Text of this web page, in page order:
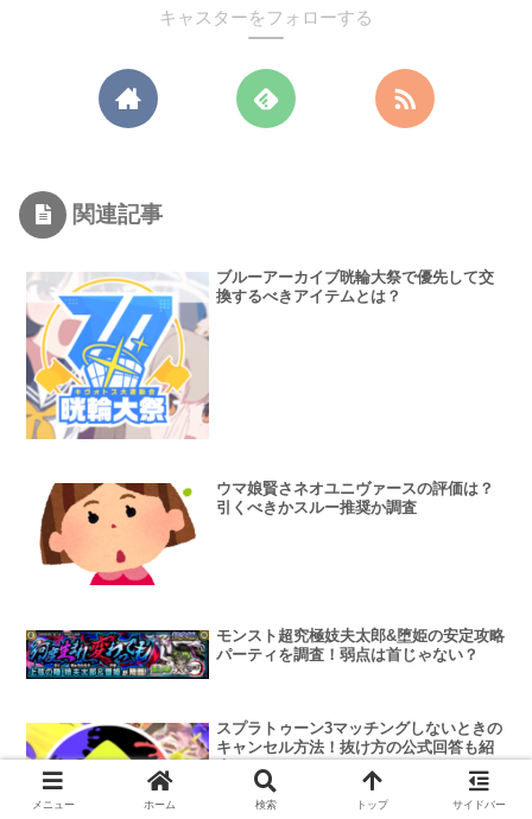
キャスターをフォローする
関連記事
ブルーアーカイブ晄輪大祭で優先して交
換するべきアイテムとは？
ウマ娘賢さネオユニヴァースの評価は？
引くべきかスルー推奨か調査
モンスト超究極妓夫太郎&堕姫の安定攻略
パーティを調査！弱点は首じゃない？
スプラトゥーン3マッチングしないときの
キャンセル方法！抜け方の公式回答も紹
メニュー ホーム 検索 トップ サイドバー